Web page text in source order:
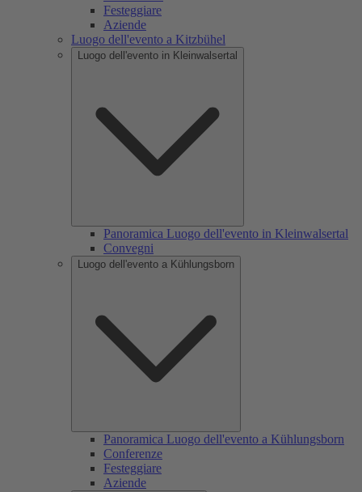
Festeggiare
Aziende
Luogo dell'evento a Kitzbühel
Luogo dell'evento in Kleinwalsertal
Panoramica Luogo dell'evento in Kleinwalsertal
Convegni
Luogo dell'evento a Kühlungsborn
Panoramica Luogo dell'evento a Kühlungsborn
Conferenze
Festeggiare
Aziende